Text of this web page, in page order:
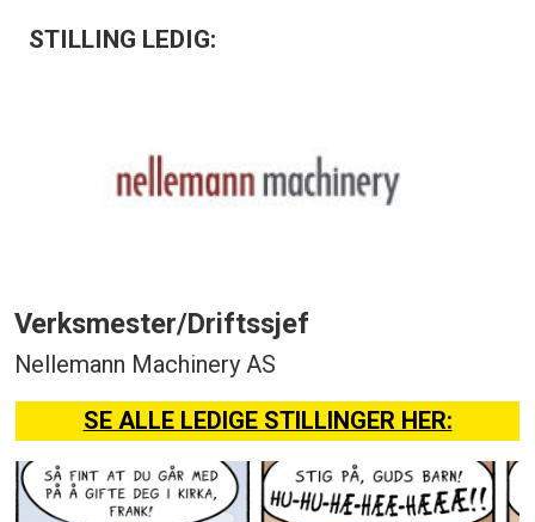
STILLING LEDIG:
Verksmester/Driftssjef
Nellemann Machinery AS
SE ALLE LEDIGE STILLINGER HER: